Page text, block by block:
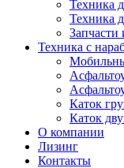
Техника
Техника
Запчасти
Техника с
Каток
Каток
О компании
Лизинг
Контакты